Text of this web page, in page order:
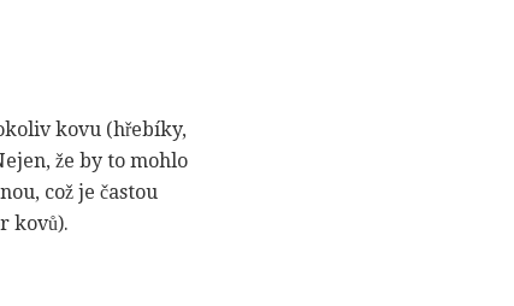
kovu (hřebíky,
že by to mohlo
což je častou
kovů).